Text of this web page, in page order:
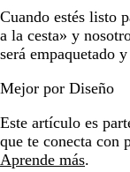
Cuando estés listo
a la cesta» y
será empaquetado
Mejor por Diseño
Este artículo es
que te conecta con
Aprende más.